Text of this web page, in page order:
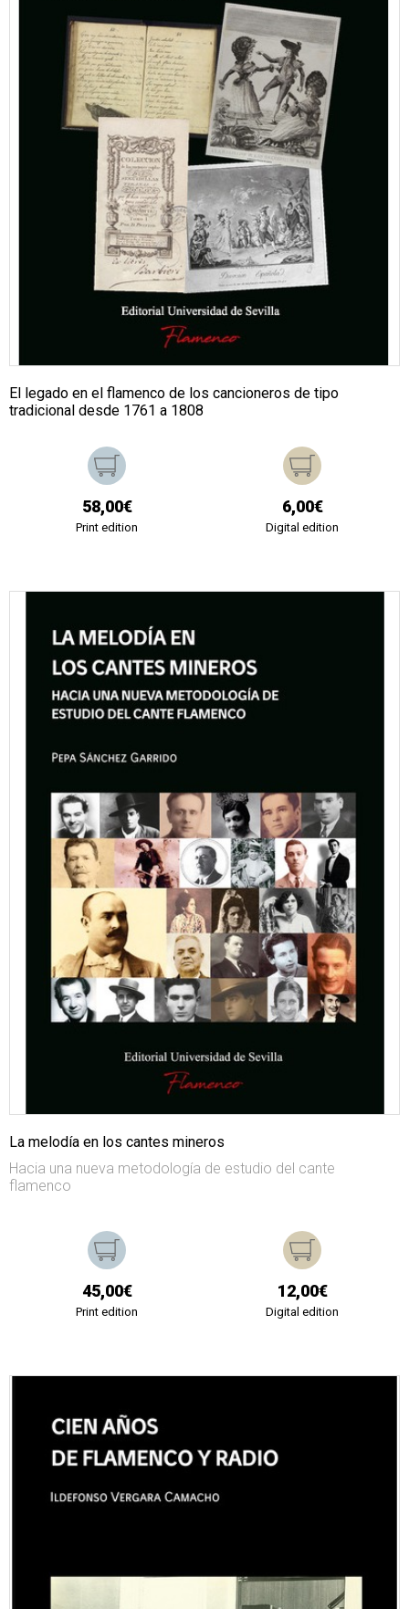
El legado en el flamenco de los cancioneros de tipo
tradicional desde 1761 a 1808
58,00€
Print edition
6,00€
Digital edition
La melodía en los cantes mineros
Hacia una nueva metodología de estudio del cante
flamenco
45,00€
Print edition
12,00€
Digital edition